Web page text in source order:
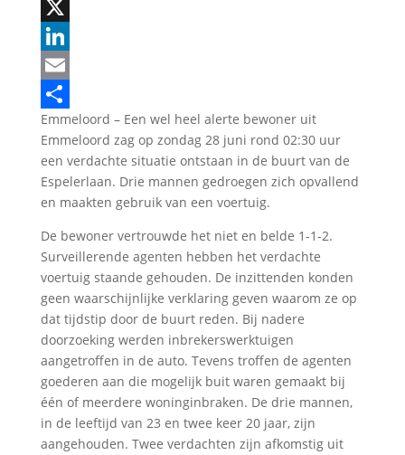
WhatsApp
X
LinkedIn
Email
Delen
Emmeloord – Een wel heel alerte bewoner uit
Emmeloord zag op zondag 28 juni rond 02:30 uur
een verdachte situatie ontstaan in de buurt van de
Espelerlaan. Drie mannen gedroegen zich opvallend
en maakten gebruik van een voertuig.
De bewoner vertrouwde het niet en belde 1-1-2.
Surveillerende agenten hebben het verdachte
voertuig staande gehouden. De inzittenden konden
geen waarschijnlijke verklaring geven waarom ze op
dat tijdstip door de buurt reden. Bij nadere
doorzoeking werden inbrekerswerktuigen
aangetroffen in de auto. Tevens troffen de agenten
goederen aan die mogelijk buit waren gemaakt bij
één of meerdere woninginbraken. De drie mannen,
in de leeftijd van 23 en twee keer 20 jaar, zijn
aangehouden. Twee verdachten zijn afkomstig uit